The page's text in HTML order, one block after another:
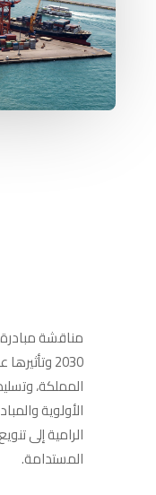
مناقشة
2030
المملكة،
الأولوية
الرامية إلى
المستدامة.